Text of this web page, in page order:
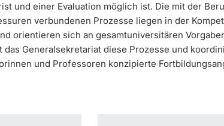
und einer Evaluation möglich ist. Die mit der
verbundenen Prozesse liegen in der
orientieren sich an gesamtuniversitären
das Generalsekretariat diese Prozesse und
und Professoren konzipierte